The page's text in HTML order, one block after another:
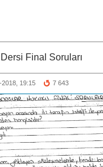
Final Soruları
2018, 19:15 7 643